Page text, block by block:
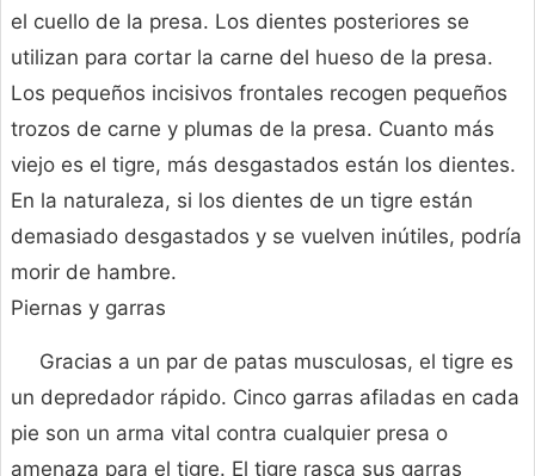
el cuello de la presa. Los dientes posteriores se
utilizan para cortar la carne del hueso de la presa.
Los pequeños incisivos frontales recogen pequeños
trozos de carne y plumas de la presa. Cuanto más
viejo es el tigre, más desgastados están los dientes.
En la naturaleza, si los dientes de un tigre están
demasiado desgastados y se vuelven inútiles, podría
morir de hambre.
Piernas y garras
Gracias a un par de patas musculosas, el tigre es
un depredador rápido. Cinco garras afiladas en cada
pie son un arma vital contra cualquier presa o
amenaza para el tigre. El tigre rasca sus garras